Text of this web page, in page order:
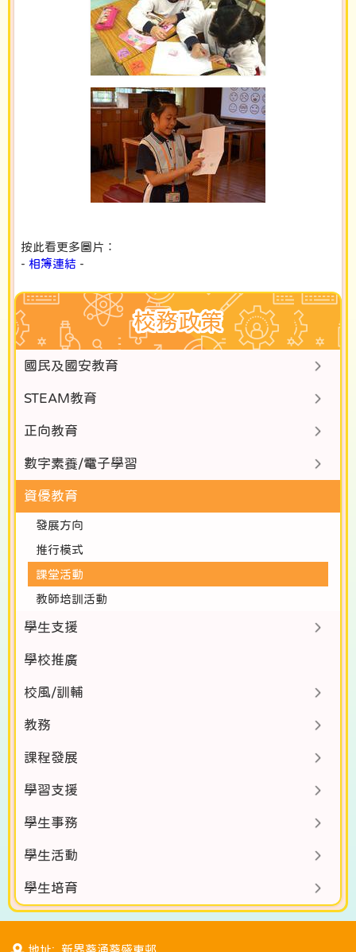
按此看更多圖片︰
- 相簿連結 -
校務政策
國民及國安教育
STEAM教育
正向教育
數字素養/電子學習
資優教育
發展方向
推行模式
課堂活動
教師培訓活動
學生支援
學校推廣
校風/訓輔
教務
課程發展
學習支援
學生事務
學生活動
學生培育
地址: 新界葵涌葵盛東邨